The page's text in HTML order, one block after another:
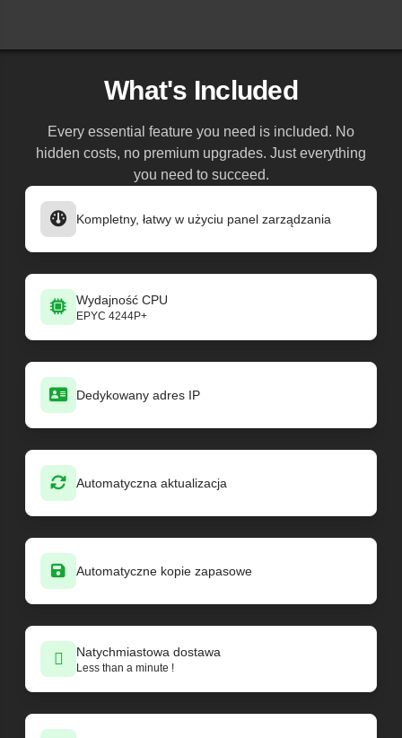
What's Included
Every essential feature you need is included. No
hidden costs, no premium upgrades. Just everything
you need to succeed.
Kompletny, łatwy w użyciu panel zarządzania
Wydajność CPU
EPYC 4244P+
Dedykowany adres IP
Automatyczna aktualizacja
Automatyczne kopie zapasowe
Natychmiastowa dostawa
Less than a minute !